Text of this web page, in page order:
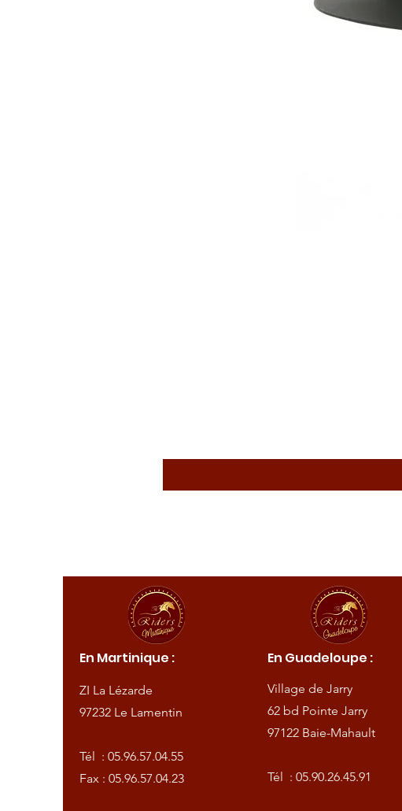
En Martinique :
ZI La Lézarde
97232 Le Lamentin
Tél :05.96.57.04.55
Fax : 05.96.57.04.23
En Guadeloupe :
Village de Jarry
62 bd Pointe Jarry
97122 Baie-Mahault
Tél : 05.90.26.45.91